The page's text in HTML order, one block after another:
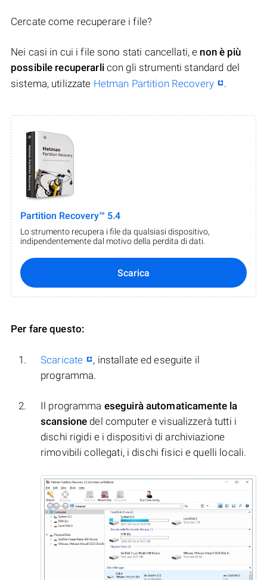
Cercate come recuperare i file?
Nei casi in cui i file sono stati cancellati, e non è più
possibile recuperarlicon gli strumenti standard del
sistema, utilizzate Hetman Partition Recovery .
Partition Recovery™ 5.4
Lo strumento recupera i file da qualsiasi dispositivo,
indipendentemente dal motivo della perdita di dati.
Scarica
Per fare questo:
Scaricate
, installate ed eseguite il
programma.
Il programma eseguirà automaticamente la
scansione del computer e visualizzerà tutti i
dischi rigidi e i dispositivi di archiviazione
rimovibili collegati, i dischi fisici e quelli locali.